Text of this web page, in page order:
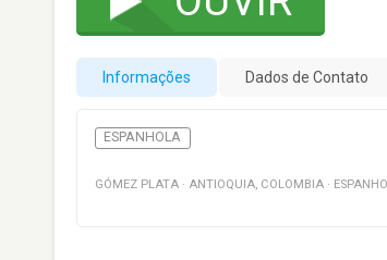
Informações Dados de Contato
ESPANHOLA
GÓMEZ PLATA · ANTIOQUIA, COLOMBIA ·